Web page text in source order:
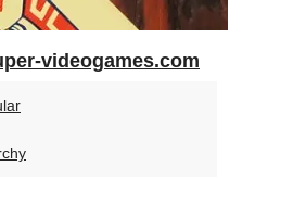
videogames.com